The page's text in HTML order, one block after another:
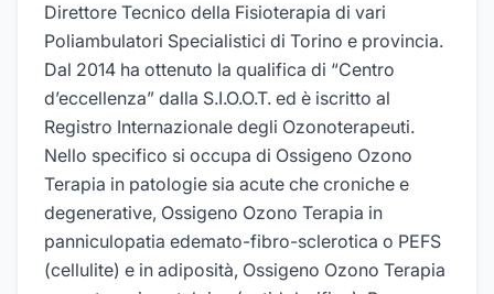
Direttore Tecnico della Fisioterapia di vari
Poliambulatori Specialistici di Torino e provincia.
Dal 2014 ha ottenuto la qualifica di “Centro
d’eccellenza” dalla S.I.O.O.T. ed è iscritto al
Registro Internazionale degli Ozonoterapeuti.
Nello specifico si occupa di Ossigeno Ozono
Terapia in patologie sia acute che croniche e
degenerative, Ossigeno Ozono Terapia in
panniculopatia edemato-fibro-sclerotica o PEFS
(cellulite) e in adiposità, Ossigeno Ozono Terapia